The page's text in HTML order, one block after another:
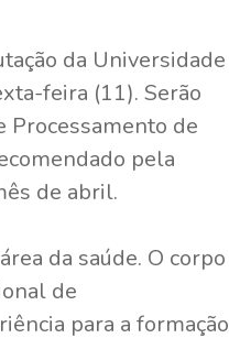
da Universidade
feira (11). Serão
Processamento de
pela
de abril.
da saúde. O corpo
de
para a formação